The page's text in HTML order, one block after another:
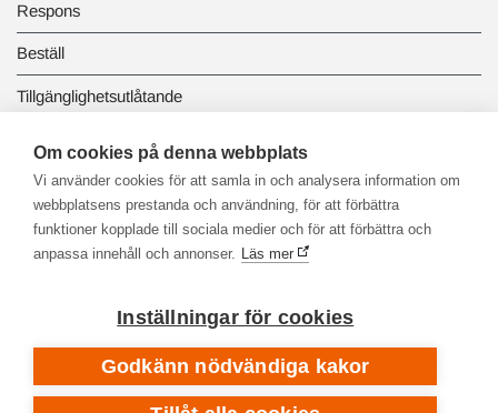
Respons
Beställ
Tillgänglighetsutlåtande
Dataskydd och registerbeskrivningar
Länkbiblioteket
Om cookies på denna webbplats
Vi använder cookies för att samla in och analysera information om
webbplatsens prestanda och användning, för att förbättra
funktioner kopplade till sociala medier och för att förbättra och
anpassa innehåll och annonser. Läs mer
Inställningar för cookies
Godkänn nödvändiga kakor